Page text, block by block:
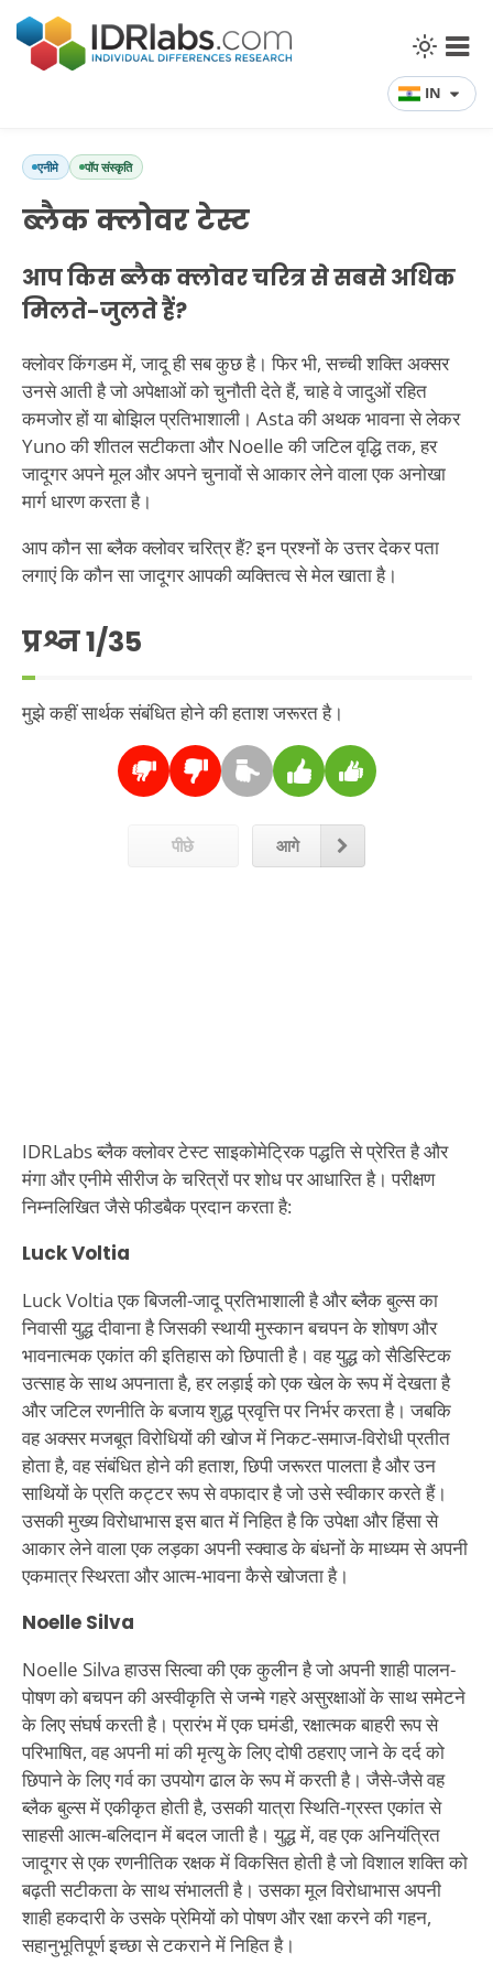
IN
एनीमे पॉप संस्कृति
ब्लैक क्लोवर टेस्ट
आप किस ब्लैक क्लोवर चरित्र से सबसे अधिक
मिलते-जुलते हैं?
क्लोवर किंगडम में, जादू ही सब कुछ है। फिर भी, सच्ची शक्ति अक्सर
उनसे आती है जो अपेक्षाओं को चुनौती देते हैं, चाहे वे जादुओं रहित
कमजोर हों या बोझिल प्रतिभाशाली। Asta की अथक भावना से लेकर
Yuno की शीतल सटीकता और Noelle की जटिल वृद्धि तक, हर
जादूगर अपने मूल और अपने चुनावों से आकार लेने वाला एक अनोखा
मार्ग धारण करता है।
आप कौन सा ब्लैक क्लोवर चरित्र हैं? इन प्रश्नों के उत्तर देकर पता
लगाएं कि कौन सा जादूगर आपकी व्यक्तित्व से मेल खाता है।
प्रश्न1/35
मुझे कहीं सार्थक संबंधित होने की हताश जरूरत है।
पीछे आगे
IDRLabs ब्लैक क्लोवर टेस्ट साइकोमेट्रिक पद्धति से प्रेरित है और
मंगा और एनीमे सीरीज के चरित्रों पर शोध पर आधारित है। परीक्षण
निम्नलिखित जैसे फीडबैक प्रदान करता है:
Luck Voltia
Luck Voltia एक बिजली-जादू प्रतिभाशाली है और ब्लैक बुल्स का
निवासी युद्ध दीवाना है जिसकी स्थायी मुस्कान बचपन के शोषण और
भावनात्मक एकांत की इतिहास को छिपाती है। वह युद्ध को सैडिस्टिक
उत्साह के साथ अपनाता है, हर लड़ाई को एक खेल के रूप में देखता है
और जटिल रणनीति के बजाय शुद्ध प्रवृत्ति पर निर्भर करता है। जबकि
वह अक्सर मजबूत विरोधियों की खोज में निकट-समाज-विरोधी प्रतीत
होता है, वह संबंधित होने की हताश, छिपी जरूरत पालता है और उन
साथियों के प्रति कट्टर रूप से वफादार है जो उसे स्वीकार करते हैं।
उसकी मुख्य विरोधाभास इस बात में निहित है कि उपेक्षा और हिंसा से
आकार लेने वाला एक लड़का अपनी स्क्वाड के बंधनों के माध्यम से अपनी
एकमात्र स्थिरता और आत्म-भावना कैसे खोजता है।
Noelle Silva
Noelle Silva हाउस सिल्वा की एक कुलीन है जो अपनी शाही पालन-
पोषण को बचपन की अस्वीकृति से जन्मे गहरे असुरक्षाओं के साथ समेटने
के लिए संघर्ष करती है। प्रारंभ में एक घमंडी, रक्षात्मक बाहरी रूप से
परिभाषित, वह अपनी मां की मृत्यु के लिए दोषी ठहराए जाने के दर्द को
छिपाने के लिए गर्व का उपयोग ढाल के रूप में करती है। जैसे-जैसे वह
ब्लैक बुल्स में एकीकृत होती है, उसकी यात्रा स्थिति-ग्रस्त एकांत से
साहसी आत्म-बलिदान में बदल जाती है। युद्ध में, वह एक अनियंत्रित
जादूगर से एक रणनीतिक रक्षक में विकसित होती है जो विशाल शक्ति को
बढ़ती सटीकता के साथ संभालती है। उसका मूल विरोधाभास अपनी
शाही हकदारी के उसके प्रेमियों को पोषण और रक्षा करने की गहन,
सहानुभूतिपूर्ण इच्छा से टकराने में निहित है।